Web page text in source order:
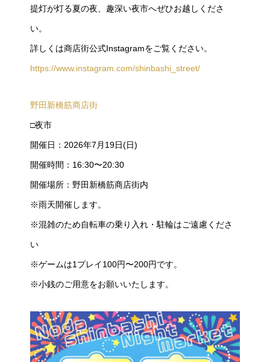
提灯が灯る夏の夜、趣深い夜市へぜひお越しくださ
い。
詳しくは商店街公式Instagramをご覧ください。
https://www.instagram.com/shinbashi_street/
野田新橋筋商店街
□夜市
開催日：2026年7月19日(日)
開催時間：16:30〜20:30
開催場所：野田新橋筋商店街内
※雨天開催します。
※混雑のため自転車の乗り入れ・駐輪はご遠慮くださ
い
※ゲームは1プレイ100円〜200円です。
※小銭のご用意をお願いいたします。